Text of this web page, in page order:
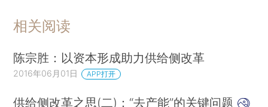
相关阅读
陈宗胜：以资本形成助力供给侧改革
2016年06月01日 APP打开
供给侧改革之思(二)：“去产能”的关键问题